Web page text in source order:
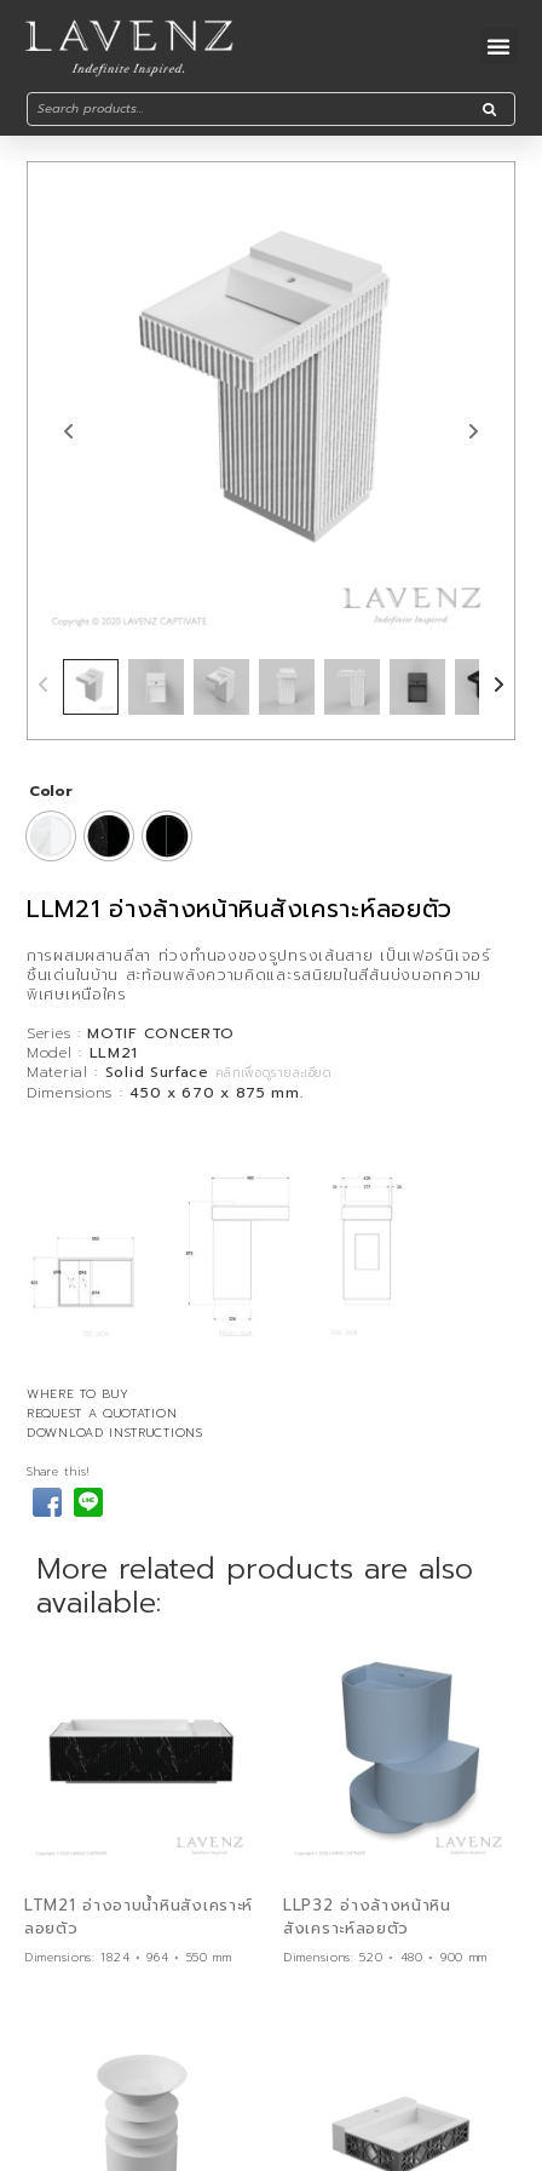
Color
LLM21 อ่างล้างหน้าหินสังเคราะห์ลอยตัว
การผสมผสานลีลา ท่วงทำนองของรูปทรงเส้นสาย เป็นเฟอร์นิเจอร์
ชิ้นเด่นในบ้าน สะท้อนพลังความคิดและรสนิยมในสีสันบ่งบอกความ
พิเศษเหนือใคร
Series :MOTIF CONCERTO
Model : LLM21
Material : Solid Surface คลิกเพื่อดูรายละเอียด
Dimensions :450 x 670 x 875 mm.
WHERE TO BUY
REQUEST A QUOTATION
DOWNLOAD INSTRUCTIONS
Share this!
More related products are also
available:
LTM21 อ่างอาบน้ำหินสังเคราะห์
ลอยตัว
Dimensions:1824 × 964 × 550 mm
LLP32 อ่างล้างหน้าหิน
สังเคราะห์ลอยตัว
Dimensions:520 × 480 × 900 mm